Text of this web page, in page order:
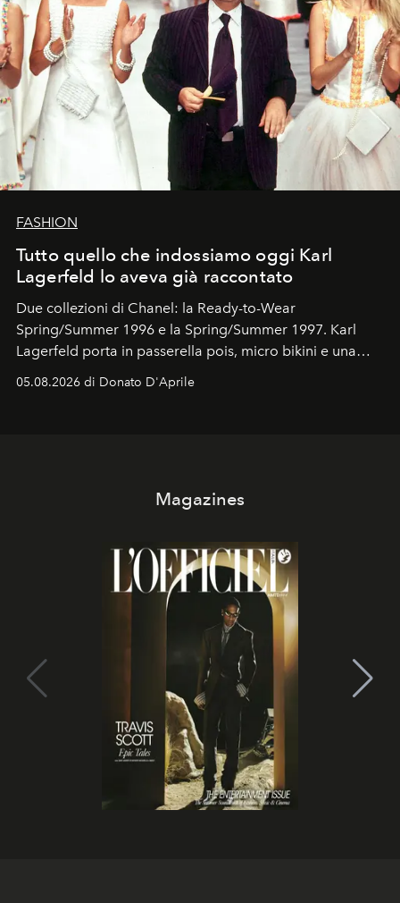
FASHION
Tutto quello che indossiamo oggi Karl
Lagerfeld lo aveva già raccontato
Due collezioni di Chanel: la Ready-to-Wear
Spring/Summer 1996 e la Spring/Summer 1997. Karl
Lagerfeld porta in passerella pois, micro bikini e una
logomania pensata per la spiaggia
Kate, Claudia e Carla una dietro l'altra. Trent'anni dopo,
05.08.2026 di Donato D'Aprile
Magazines